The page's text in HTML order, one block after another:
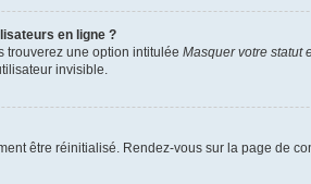
en ligne ?
trouverez une option intitulée Masquer votre statut
invisible.
être réinitialisé. Rendez-vous sur la page de